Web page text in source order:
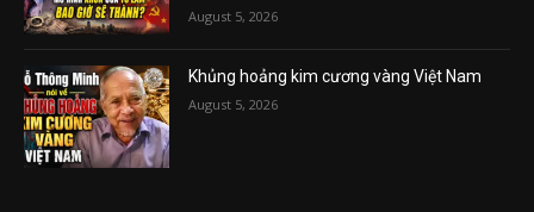
August 5, 2026
Khủng hoảng kim cương vàng Việt Nam
August 5, 2026